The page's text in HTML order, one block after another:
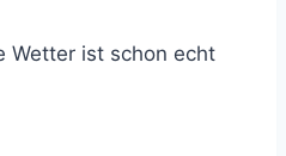
Wetter ist schon echt